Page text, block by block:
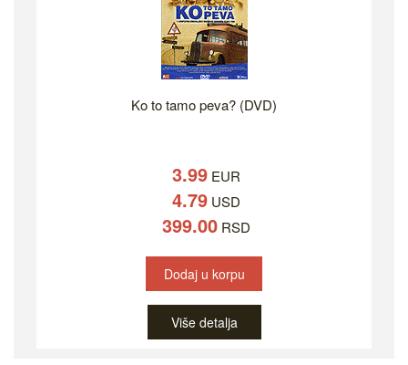
Ko to tamo peva? (DVD)
3.99 EUR
4.79 USD
399.00 RSD
Dodaj u korpu
Više detalja